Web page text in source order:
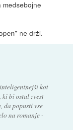
ne drži.
kot
bi ostal zvest
popusti vse
na romanje -